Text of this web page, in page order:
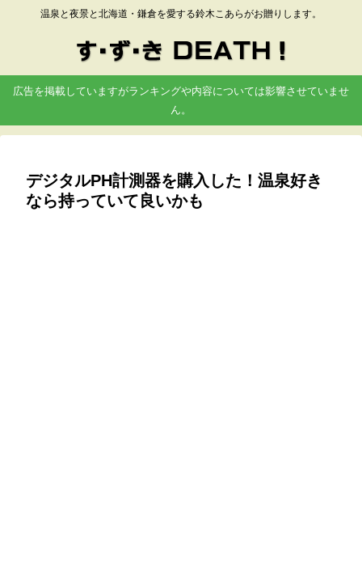
温泉と夜景と北海道・鎌倉を愛する鈴木こあらがお贈りします。
広告を掲載していますがランキングや内容については影響させていませ
ん。
デジタルPH計測器を購入した！温泉好き
なら持っていて良いかも